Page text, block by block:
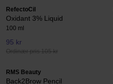
RefectoCil
Oxidant 3% Liquid
100 ml
95 kr
Ordinær pris 105 kr
RMS Beauty
Back2Brow Pencil